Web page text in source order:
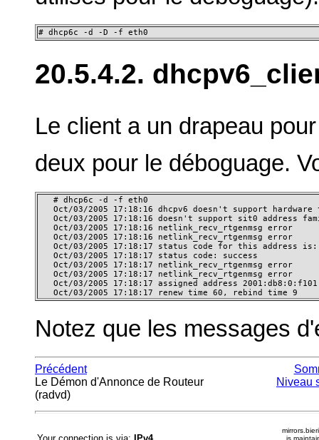
# dhcp6c -d -D -f eth0
20.5.4.2.
Le client a un drapeau
deux pour le déboguage.
   # dhcp6c -d -f eth0
Oct/03/2005 17:18:16 dhcpv6 doesn't support hardware
Oct/03/2005 17:18:16 doesn't support sit0 address
   Oct/03/2005 17:18:16 netlink_recv_rtgenmsg error
   Oct/03/2005 17:18:16 netlink_recv_rtgenmsg error
Oct/03/2005 17:18:17 status code for this address
   Oct/03/2005 17:18:17 status code: success
   Oct/03/2005 17:18:17 netlink_recv_rtgenmsg error
   Oct/03/2005 17:18:17 netlink_recv_rtgenmsg error
Oct/03/2005 17:18:17 assigned address
   Oct/03/2005 17:18:17 renew time 60, rebind time 9
Notez que les messages
Précédent
Le Démon d'Annonce de Routeur
(radvd)
Niveau
is